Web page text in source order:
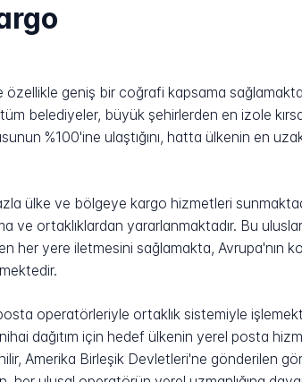
geniş bir coğrafi kapsama
belediyeler, büyük şehirlerden en izole
%100'ine ulaştığını, hatta ülkenin en
ülke ve bölgeye kargo hizmetleri
ortaklıklardan yararlanmaktadır. Bu
her yere iletmesini sağlamakta, Avrupa'nın
operatörleriyle ortaklık sistemiyle
dağıtım için hedef ülkenin yerel posta
Amerika Birleşik Devletleri'ne gönderilen